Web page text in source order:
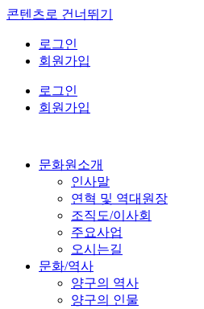
콘텐츠로 건너뛰기
로그인
회원가입
로그인
회원가입
문화원소개
인사말
연혁 및 역대원장
조직도/이사회
주요사업
오시는길
문화/역사
양구의 역사
양구의 인물